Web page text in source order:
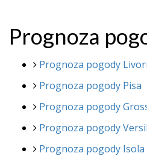
Prognoza
Prognoza pogody
Prognoza pogody Pisa
Prognoza pogody
Prognoza pogody
Prognoza pogody Isola